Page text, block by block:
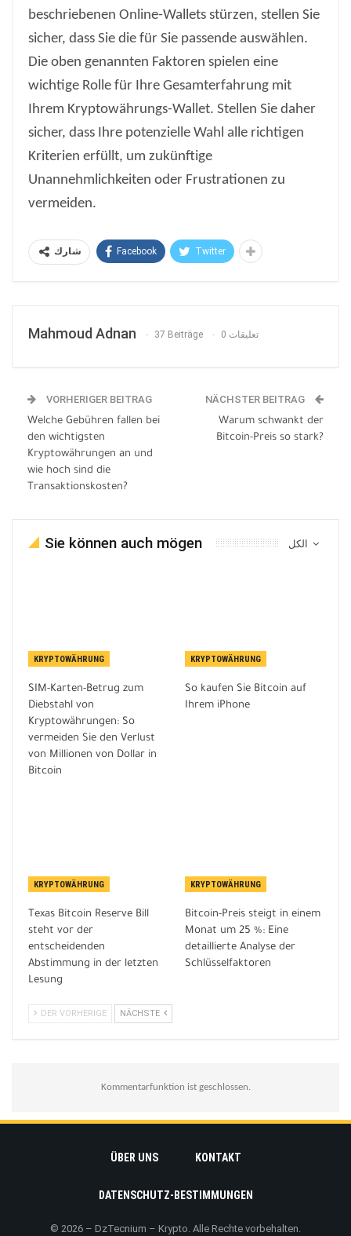
beschriebenen Online-Wallets stürzen, stellen Sie
sicher, dass Sie die für Sie passende auswählen.
Die oben genannten Faktoren spielen eine
wichtige Rolle für Ihre Gesamterfahrung mit
Ihrem Kryptowährungs-Wallet. Stellen Sie daher
sicher, dass Ihre potenzielle Wahl alle richtigen
Kriterien erfüllt, um zukünftige
Unannehmlichkeiten oder Frustrationen zu
vermeiden.
شارك Facebook Twitter
Mahmoud Adnan 37 Beiträge 0 تعليقات
VORHERIGER BEITRAG
Welche Gebühren fallen bei
den wichtigsten
Kryptowährungen an und
wie hoch sind die
Transaktionskosten?
NÄCHSTER BEITRAG
Warum schwankt der
Bitcoin-Preis so stark?
Sie können auch mögen
KRYPTOWÄHRUNG
SIM-Karten-Betrug zum
Diebstahl von
Kryptowährungen: So
vermeiden Sie den Verlust
von Millionen von Dollar in
Bitcoin
KRYPTOWÄHRUNG
So kaufen Sie Bitcoin auf
Ihrem iPhone
KRYPTOWÄHRUNG
Texas Bitcoin Reserve Bill
steht vor der
entscheidenden
Abstimmung in der letzten
Lesung
KRYPTOWÄHRUNG
Bitcoin-Preis steigt in einem
Monat um 25 %: Eine
detaillierte Analyse der
Schlüsselfaktoren
DER VORHERIGE NÄCHSTE
Kommentarfunktion ist geschlossen.
ÜBER UNS KONTAKT
DATENSCHUTZ-BESTIMMUNGEN
© 2026 – DzTecnium – Krypto. Alle Rechte vorbehalten.